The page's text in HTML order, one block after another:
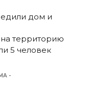
дом и
территорию
5 человек
-